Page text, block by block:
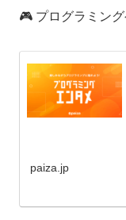
🎮 プログラミン
paiza.jp